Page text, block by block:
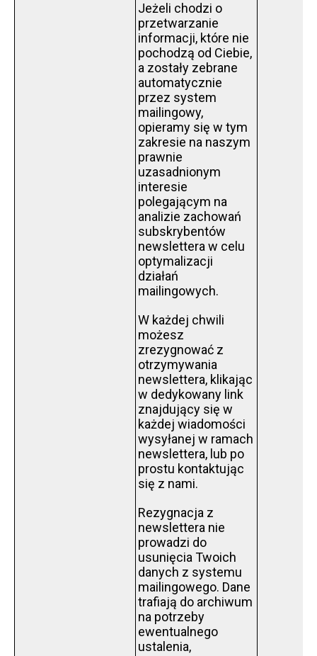
Jeżeli chodzi o
przetwarzanie
informacji, które nie
pochodzą od Ciebie,
a zostały zebrane
automatycznie
przez system
mailingowy,
opieramy się w tym
zakresie na naszym
prawnie
uzasadnionym
interesie
polegającym na
analizie zachowań
subskrybentów
newslettera w celu
optymalizacji
działań
mailingowych.
W każdej chwili
możesz
zrezygnować z
otrzymywania
newslettera, klikając
w dedykowany link
znajdujący się w
każdej wiadomości
wysyłanej w ramach
newslettera, lub po
prostu kontaktując
się z nami.
Rezygnacja z
newslettera nie
prowadzi do
usunięcia Twoich
danych z systemu
mailingowego. Dane
trafiają do archiwum
na potrzeby
ewentualnego
ustalenia,